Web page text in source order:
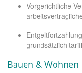
Vorgerichtliche
grundsätzlich
Bauen & Wohnen